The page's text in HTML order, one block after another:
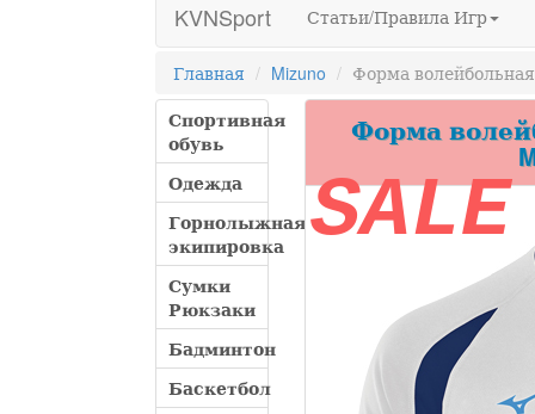
KVNSport Статьи/Правила Игр
Главная Mizuno
Форма волейбольная
Спортивная
обувь
Одежда
Горнолыжная
экипировка
Сумки
Рюкзаки
Бадминтон
Баскетбол
Форма
SALE